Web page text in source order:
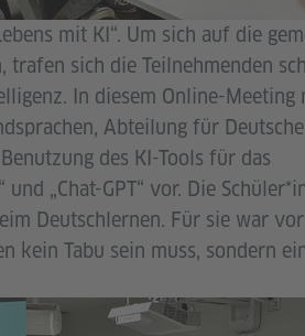
mit KI“. Um sich auf die
sich die Teilnehmenden
In diesem Online-Meeting
Abteilung für
des KI-Tools für das
„Chat-GPT“ vor. Die
Deutschlernen. Für sie war
kein Tabu sein muss, sondern